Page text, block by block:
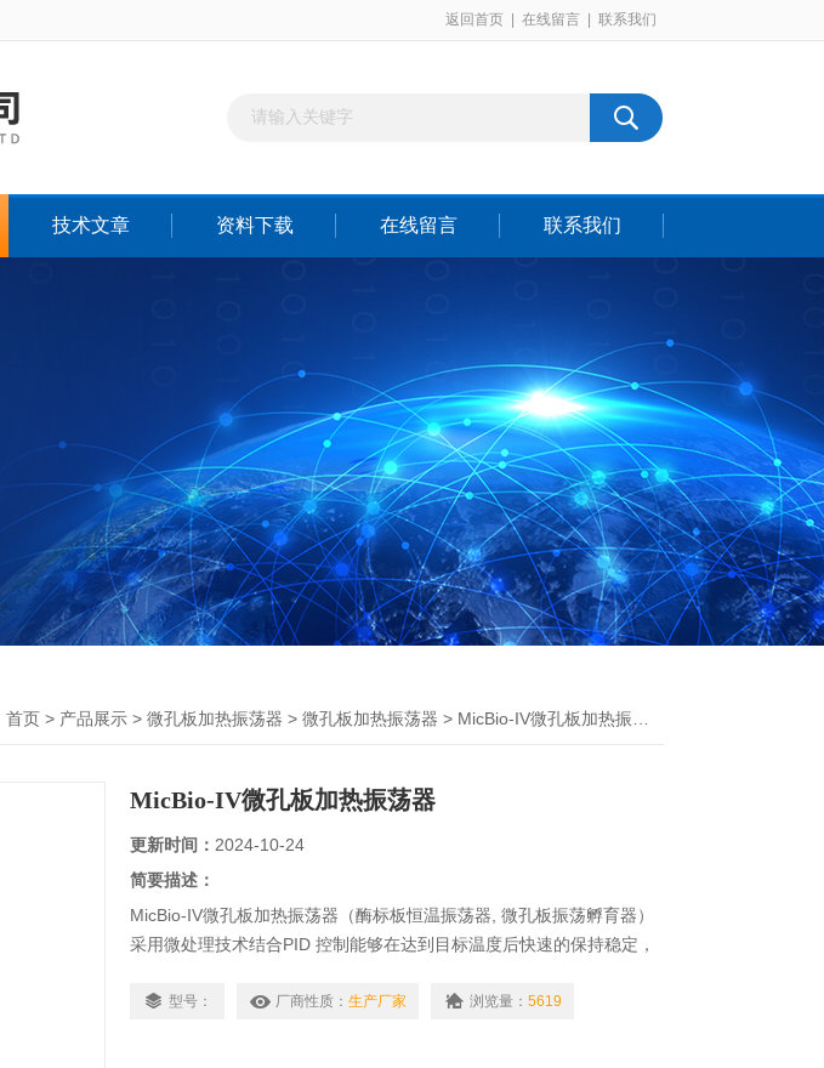
返回首页 在线留言 联系我们
技术文章 资料下载 在线留言 联系我们
首页 > 产品展示 > 微孔板加热振荡器 > 微孔板加热振荡器 > MicBio-IV微孔板加热振荡器
MicBio-IV微孔板加热振荡器
更新时间： 2024-10-24
简要描述：
MicBio-IV微孔板加热振荡器（酶标板恒温振荡器, 微孔板振荡孵育器）
采用微处理技术结合PID 控制能够在达到目标温度后快速的保持稳定，
带来更多的自由和方便、噪音低、无污染；温度、振荡、时间LCD显
型号： 厂商性质： 生产厂家 浏览量： 5619